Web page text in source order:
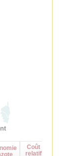
Coût
relatif